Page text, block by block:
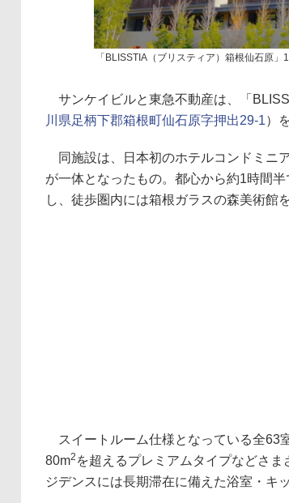
「BLISSTIA（ブリスティア）箱根仙石原」
サンケイビルと東急不動産は、「
川県足柄下郡箱根町仙石原字押出29-1）
同施設は、日本初のホテルコンドミニ
が一体となったもの。都心から約1時間
し、徒歩圏内には箱根ガラスの森美術館
スイートルーム仕様となっている全63
80m2 を超えるプレミアムタイプなどさ
ジデンスには長期滞在に備えた浴室・キ